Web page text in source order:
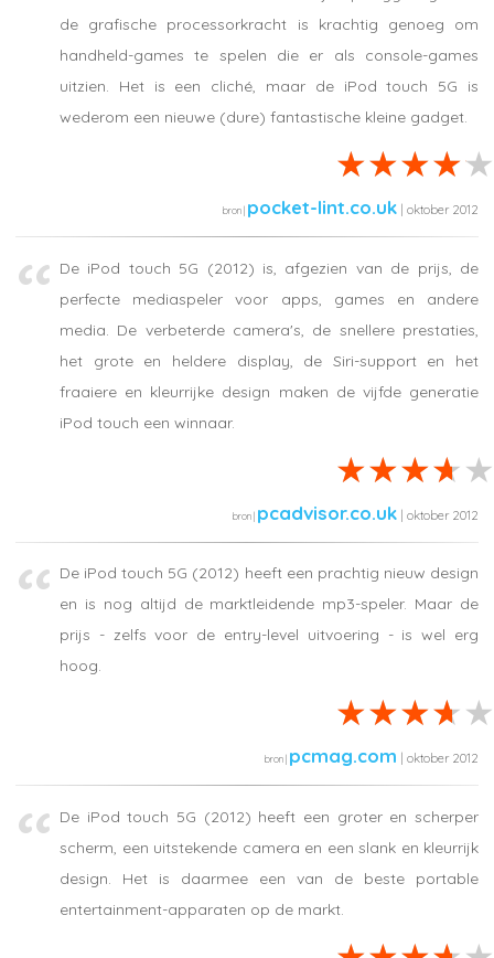
de grafische processorkracht is krachtig genoeg om
handheld-games te spelen die er als console-games
uitzien. Het is een cliché, maar de iPod touch 5G is
wederom een nieuwe (dure) fantastische kleine gadget.
pocket-lint.co.uk | oktober 2012
De iPod touch 5G (2012) is, afgezien van de prijs, de
perfecte mediaspeler voor apps, games en andere
media. De verbeterde camera's, de snellere prestaties,
het grote en heldere display, de Siri-support en het
fraaiere en kleurrijke design maken de vijfde generatie
iPod touch een winnaar.
pcadvisor.co.uk | oktober 2012
De iPod touch 5G (2012) heeft een prachtig nieuw design
en is nog altijd de marktleidende mp3-speler. Maar de
prijs - zelfs voor de entry-level uitvoering - is wel erg
hoog.
pcmag.com | oktober 2012
De iPod touch 5G (2012) heeft een groter en scherper
scherm, een uitstekende camera en een slank en kleurrijk
design. Het is daarmee een van de beste portable
entertainment-apparaten op de markt.